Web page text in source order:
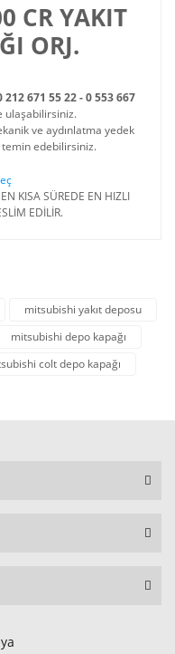
CR YAKIT
ORJ.
212 671 55 22 - 0 553 667
ulaşabilirsiniz.
ve aydınlatma yedek
temin edebilirsiniz.
KISA SÜREDE EN HIZLI
EDİLİR.
mitsubishi yakıt deposu
mitsubishi depo kapağı
colt depo kapağı